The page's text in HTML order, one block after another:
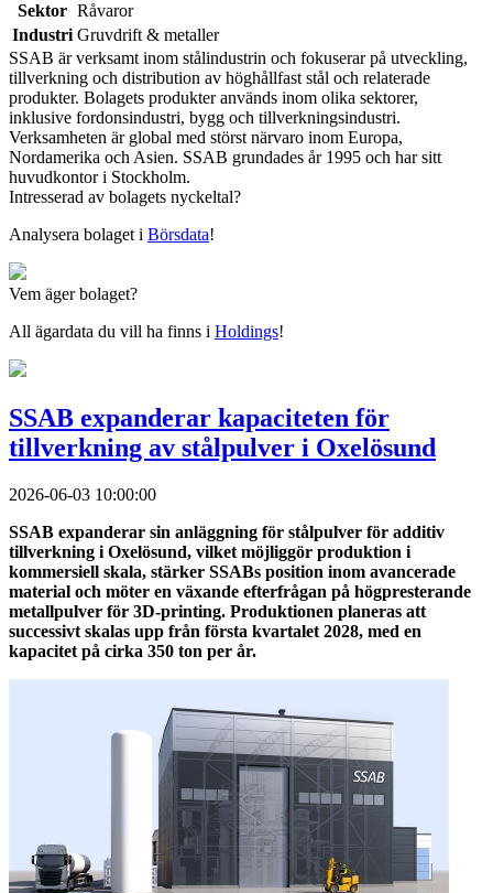
Sektor Råvaror
Industri Gruvdrift & metaller
SSAB är verksamt inom stålindustrin och fokuserar på utveckling,
tillverkning och distribution av höghållfast stål och relaterade
produkter. Bolagets produkter används inom olika sektorer,
inklusive fordonsindustri, bygg och tillverkningsindustri.
Verksamheten är global med störst närvaro inom Europa,
Nordamerika och Asien. SSAB grundades år 1995 och har sitt
huvudkontor i Stockholm.
Intresserad av bolagets nyckeltal?
Analysera bolaget i Börsdata!
Vem äger bolaget?
All ägardata du vill ha finns i Holdings!
SSAB expanderar kapaciteten för
tillverkning av stålpulver i Oxelösund
2026-06-03 10:00:00
SSAB expanderar sin anläggning för stålpulver för additiv
tillverkning i Oxelösund, vilket möjliggör produktion i
kommersiell skala, stärker SSABs position inom avancerade
material och möter en växande efterfrågan på högpresterande
metallpulver för 3D-printing. Produktionen planeras att
successivt skalas upp från första kvartalet 2028, med en
kapacitet på cirka 350 ton per år.